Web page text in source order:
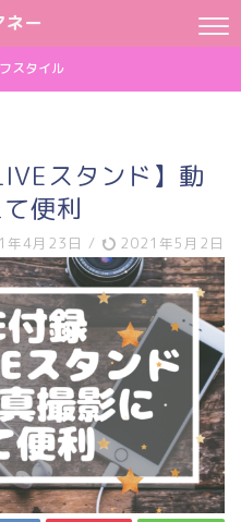
ネー
スタイル
スタンド】動
便利
年4月23日 / 2021年5月2日